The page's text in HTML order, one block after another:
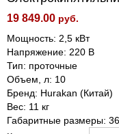
19 849.00 руб.
Мощность: 2,5 кВт
Напряжение: 220 В
Тип: проточные
Объем, л: 10
Бренд: Hurakan (Китай)
Вес: 11 кг
Габаритные размеры: